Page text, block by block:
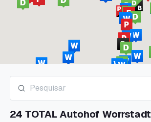
24 TOTAL Autohof Worrstadt